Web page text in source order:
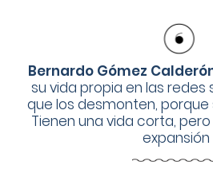
Bernardo Gómez
su vida propia en las redes
que los desmonten,
Tienen una vida corta,
expansión